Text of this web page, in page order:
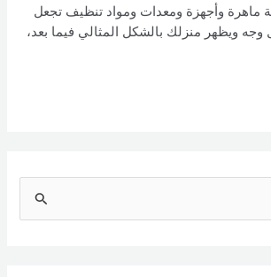
ماهرة وأجهزة ومعدات ومواد تنظيف تجعل
ويظهر منزلك بالشكل المثالي فيما بعد،